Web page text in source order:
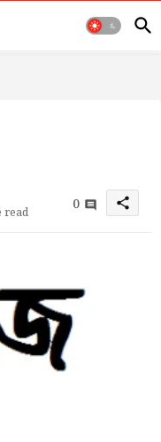
read 0 share